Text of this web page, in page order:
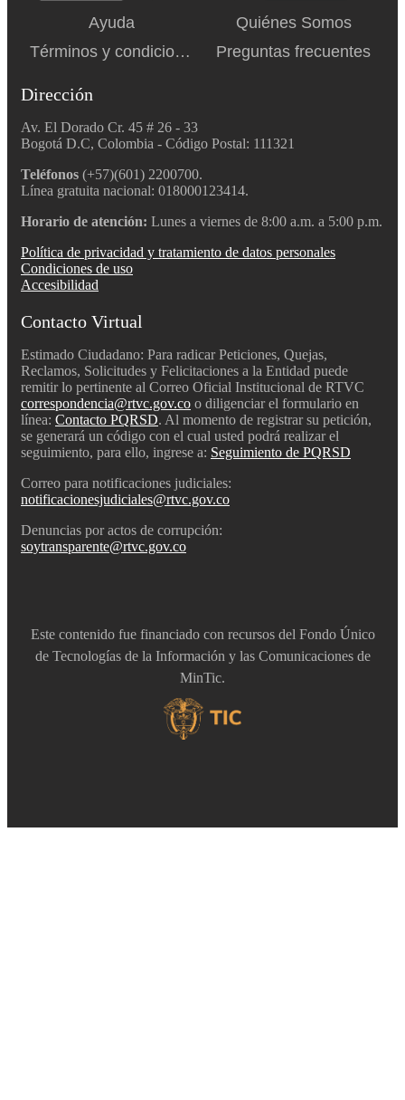
Ayuda
Quiénes Somos
Términos y condiciones
Preguntas frecuentes
Dirección
Av. El Dorado Cr. 45 # 26 - 33
Bogotá D.C, Colombia - Código Postal: 111321
Teléfonos (+57)(601) 2200700.
Línea gratuita nacional: 018000123414.
Horario de atención: Lunes a viernes de 8:00 a.m. a 5:00 p.m.
Política de privacidad y tratamiento de datos personales
Condiciones de uso
Accesibilidad
Contacto Virtual
Estimado Ciudadano: Para radicar Peticiones, Quejas,
Reclamos, Solicitudes y Felicitaciones a la Entidad puede
remitir lo pertinente al Correo Oficial Institucional de RTVC
correspondencia@rtvc.gov.co o diligenciar el formulario en
línea: Contacto PQRSD. Al momento de registrar su petición,
se generará un código con el cual usted podrá realizar el
seguimiento, para ello, ingrese a: Seguimiento de PQRSD
Correo para notificaciones judiciales:
notificacionesjudiciales@rtvc.gov.co
Denuncias por actos de corrupción:
soytransparente@rtvc.gov.co
Este contenido fue financiado con recursos del Fondo Único
de Tecnologías de la Información y las Comunicaciones de
MinTic.